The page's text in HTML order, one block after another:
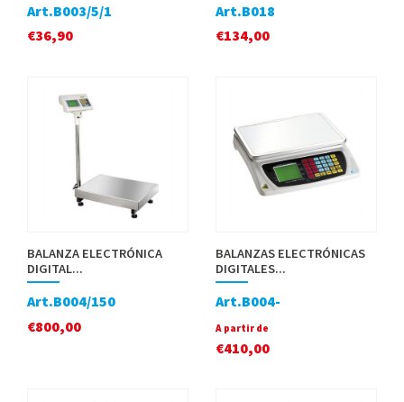
Art.B003/5/1
€36,90
Art.B018
€134,00
BALANZA ELECTRÓNICA
DIGITAL...
Art.B004/150
€800,00
BALANZAS ELECTRÓNICAS
DIGITALES...
Art.B004-
A partir de
€410,00